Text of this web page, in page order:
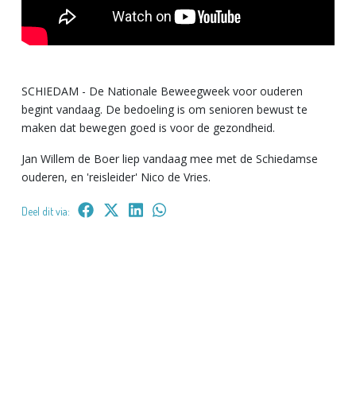
SCHIEDAM - De Nationale Beweegweek voor ouderen
begint vandaag. De bedoeling is om senioren bewust te
maken dat bewegen goed is voor de gezondheid.
Jan Willem de Boer liep vandaag mee met de Schiedamse
ouderen, en 'reisleider' Nico de Vries.
Deel dit via: